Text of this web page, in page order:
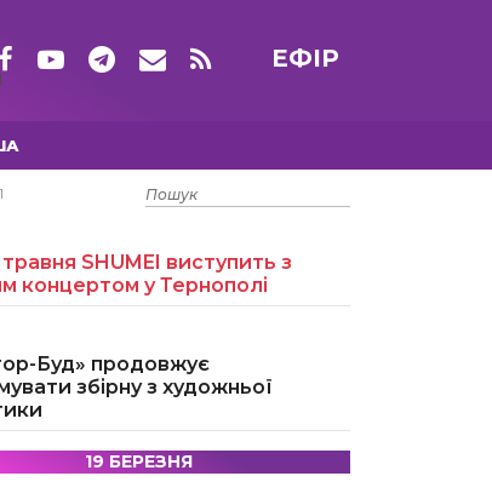
ЕФІР
15 ТРАВНЯ
SHUMEI виступить з
концертом у Тернополі
Буд» продовжує
збірну з художньої
19 БЕРЕЗНЯ